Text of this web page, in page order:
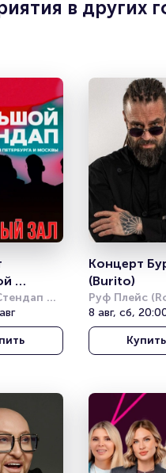
в других
StandUp
Концерт
(Burito)
Руф Плейс
Place)
8 авг, сб,
Купить